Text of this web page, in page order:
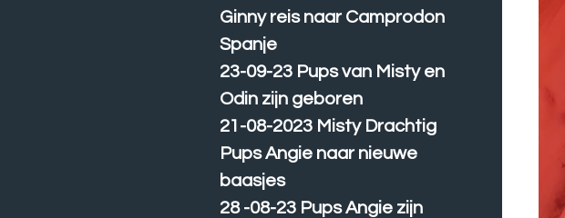
Ginny reis naar Camprodon
Spanje
23-09-23 Pups van Misty en
Odin zijn geboren
21-08-2023 Misty Drachtig
Pups Angie naar nieuwe
baasjes
28 -08-23 Pups Angie zijn